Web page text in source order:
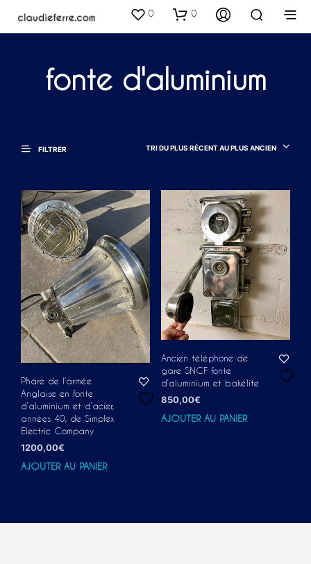
0 0
fonte d'aluminium
FILTRER TRI DU PLUS RÉCENT AU PLUS ANCIEN
Phare de l’armée
Anglaise en fonte
d’aluminium et d’acier,
années 40, de Simplex
Electric Company
1200,00€
AJOUTER AU PANIER
Ancien téléphone de
gare SNCF fonte
d’aluminium et bakélite
850,00€
AJOUTER AU PANIER